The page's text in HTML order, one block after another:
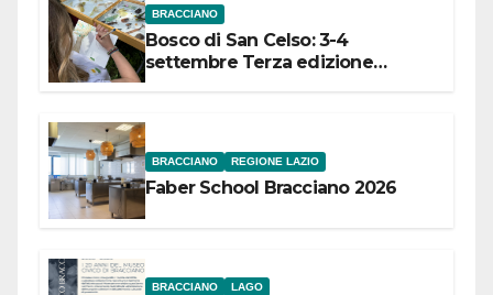
BRACCIANO
Bosco di San Celso: 3-4
settembre Terza edizione
BRACCIANO REGIONE LAZIO
Faber School Bracciano 2026
BRACCIANO LAGO